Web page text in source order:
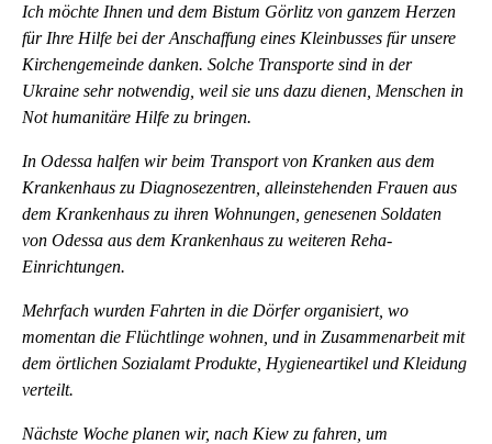
Ich möchte Ihnen und dem Bistum Görlitz von ganzem Herzen
für Ihre Hilfe bei der Anschaffung eines Kleinbusses für unsere
Kirchengemeinde danken. Solche Transporte sind in der
Ukraine sehr notwendig, weil sie uns dazu dienen, Menschen in
Not humanitäre Hilfe zu bringen.
In Odessa halfen wir beim Transport von Kranken aus dem
Krankenhaus zu Diagnosezentren, alleinstehenden Frauen aus
dem Krankenhaus zu ihren Wohnungen, genesenen Soldaten
von Odessa aus dem Krankenhaus zu weiteren Reha-
Einrichtungen.
Mehrfach wurden Fahrten in die Dörfer organisiert, wo
momentan die Flüchtlinge wohnen, und in Zusammenarbeit mit
dem örtlichen Sozialamt Produkte, Hygieneartikel und Kleidung
verteilt.
Nächste Woche planen wir, nach Kiew zu fahren, um